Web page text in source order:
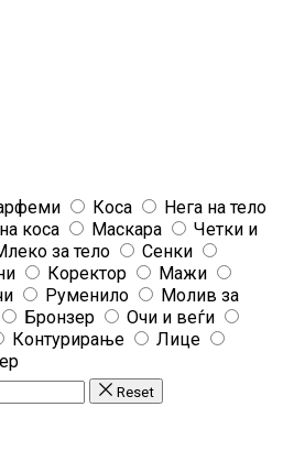
Коса
Нега на тело
коса Маскара
Четки и
за тело
Сенки
Коректор
Мажи
Руменило
Молив за
Бронзер
Очи и веѓи
Контурирање
Лице
Reset